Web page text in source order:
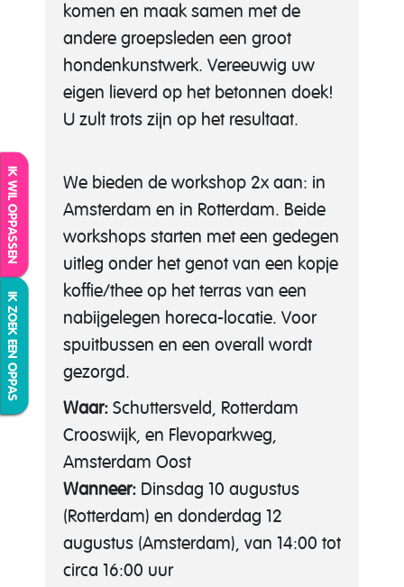
IK WIL OPPASSEN
IK ZOEK EEN OPPAS
komen en maak samen met de
andere groepsleden een groot
hondenkunstwerk. Vereeuwig uw
eigen lieverd op het betonnen doek!
U zult trots zijn op het resultaat.
We bieden de workshop 2x aan: in
Amsterdam en in Rotterdam. Beide
workshops starten met een gedegen
uitleg onder het genot van een kopje
koffie/thee op het terras van een
nabijgelegen horeca-locatie. Voor
spuitbussen en een overall wordt
gezorgd.
Waar: Schuttersveld, Rotterdam
Crooswijk, en Flevoparkweg,
Amsterdam Oost
Wanneer: Dinsdag 10 augustus
(Rotterdam) en donderdag 12
augustus (Amsterdam), van 14:00 tot
circa 16:00 uur